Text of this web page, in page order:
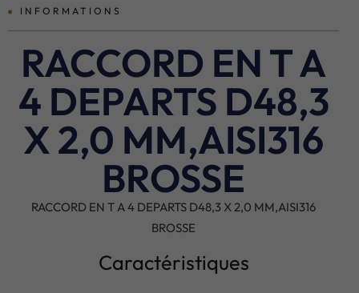
INFORMATIONS
RACCORD EN T A
4 DEPARTS D48,3
X 2,0 MM,AISI316
BROSSE
RACCORD EN T A 4 DEPARTS D48,3 X 2,0 MM,AISI316
BROSSE
Caractéristiques